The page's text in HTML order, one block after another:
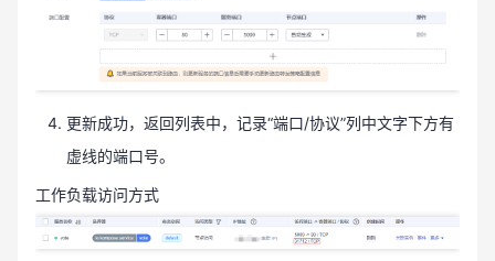
更新成功，返回列表中，记录“端口/协议”列中文字下方有
虚线的端口号。
工作负载访问方式